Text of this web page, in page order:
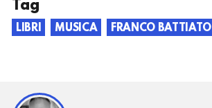
Tag
LIBRI MUSICA FRANCO BATTIATO